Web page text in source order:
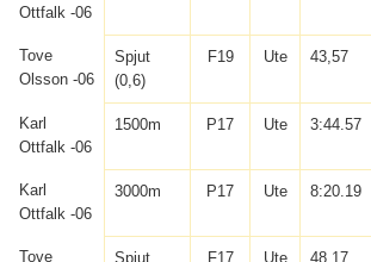
Ottfalk -06
Tove
Olsson -06
Spjut
(0,6)
F19 Ute 43,57
Karl
Ottfalk -06
1500m P17 Ute 3:44.57
Karl
Ottfalk -06
3000m P17 Ute 8:20.19
Tove Spjut F17 Ute 48,17